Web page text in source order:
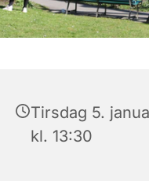
Tirsdag 5.
kl. 13:30